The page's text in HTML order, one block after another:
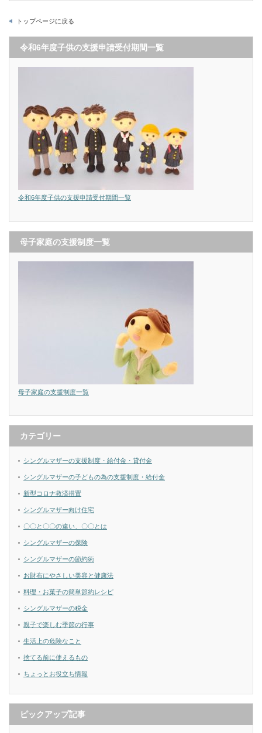
トップページに戻る
令和6年度子供の支援申請受付期間一覧
令和6年度子供の支援申請受付期間一覧
母子家庭の支援制度一覧
母子家庭の支援制度一覧
カテゴリー
シングルマザーの支援制度・給付金・貸付金
シングルマザーの子どもの為の支援制度・給付金
新型コロナ救済措置
シングルマザー向け住宅
〇〇と〇〇の違い、〇〇とは
シングルマザーの保険
シングルマザーの節約術
お財布にやさしい美容と健康法
料理・お菓子の簡単節約レシピ
シングルマザーの税金
親子で楽しむ季節の行事
生活上の危険なこと
捨てる前に使えるもの
ちょっとお役立ち情報
ピックアップ記事